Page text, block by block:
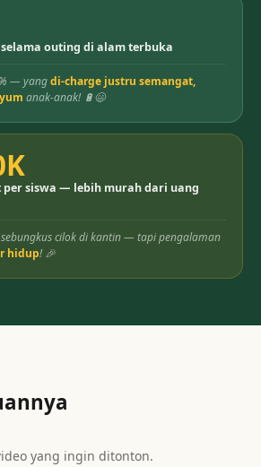
outing di alam terbuka
— yangdi-charge justru semangat,
anak-anak! 🔋😄
per siswa — lebih murah dari uang
cilok di kantin — tapi pengalaman
hidup! 🎉
yang ingin ditonton.